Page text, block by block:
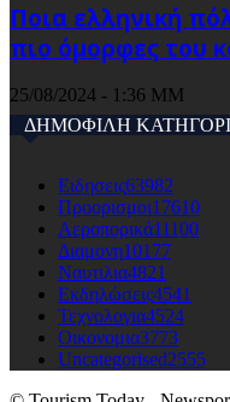
Ποια ελληνική
πιο όμορφες του
25/08/2024 - 1:36 ΜΜ
ΔΗΜΟΦΙΛΗ
Ειδησεις63982
Προορισμοι17610
Αεροπορικά11100
Διαμονη10177
Ναυτιλια4821
Εκδηλώσεις4541
Τεχνολογια4524
Οικονομια3773
Uncategorised2555